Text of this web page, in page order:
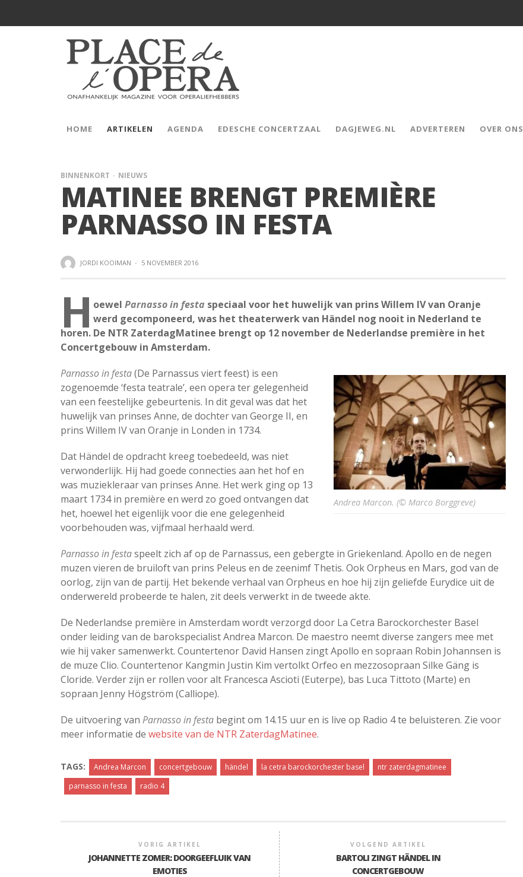
HOME ARTIKELEN AGENDA EDESCHE CONCERTZAAL DAGJEWEG.NL ADVERTEREN OVER ONS
BINNENKORT NIEUWS
MATINEE BRENGT PREMIÈRE
PARNASSO IN FESTA
JORDI KOOIMAN · 5 NOVEMBER 2016
H oewel Parnasso in festa speciaal voor het huwelijk van prins Willem IV van Oranje
werd gecomponeerd, was het theaterwerk van Händel nog nooit in Nederland te
horen. De NTR ZaterdagMatinee brengt op 12 november de Nederlandse première in het
Concertgebouw in Amsterdam.
Andrea Marcon. (© Marco Borggreve)
Parnasso in festa(De Parnassus viert feest) is een
zogenoemde ‘festa teatrale’, een opera ter gelegenheid
van een feestelijke gebeurtenis. In dit geval was dat het
huwelijk van prinses Anne, de dochter van George II, en
prins Willem IV van Oranje in Londen in 1734.
Dat Händel de opdracht kreeg toebedeeld, was niet
verwonderlijk. Hij had goede connecties aan het hof en
was muziekleraar van prinses Anne. Het werk ging op 13
maart 1734 in première en werd zo goed ontvangen dat
het, hoewel het eigenlijk voor die ene gelegenheid
voorbehouden was, vijfmaal herhaald werd.
Parnasso in festaspeelt zich af op de Parnassus, een gebergte in Griekenland. Apollo en de negen
muzen vieren de bruiloft van prins Peleus en de zeenimf Thetis. Ook Orpheus en Mars, god van de
oorlog, zijn van de partij. Het bekende verhaal van Orpheus en hoe hij zijn geliefde Eurydice uit de
onderwereld probeerde te halen, zit deels verwerkt in de tweede akte.
De Nederlandse première in Amsterdam wordt verzorgd door La Cetra Barockorchester Basel
onder leiding van de barokspecialist Andrea Marcon. De maestro neemt diverse zangers mee met
wie hij vaker samenwerkt. Countertenor David Hansen zingt Apollo en sopraan Robin Johannsen is
de muze Clio. Countertenor Kangmin Justin Kim vertolkt Orfeo en mezzosopraan Silke Gäng is
Cloride. Verder zijn er rollen voor alt Francesca Ascioti (Euterpe), bas Luca Tittoto (Marte) en
sopraan Jenny Högström (Calliope).
De uitvoering van Parnasso in festa begint om 14.15 uur en is live op Radio 4 te beluisteren. Zie voor
meer informatie de website van de NTR ZaterdagMatinee.
TAGS: Andrea Marcon concertgebouw händel la cetra barockorchester basel
ntr zaterdagmatinee
parnasso in festa
radio 4
VORIG ARTIKEL
JOHANNETTE ZOMER: DOORGEEFLUIK VAN
EMOTIES
VOLGEND ARTIKEL
BARTOLI ZINGT HÄNDEL IN
CONCERTGEBOUW